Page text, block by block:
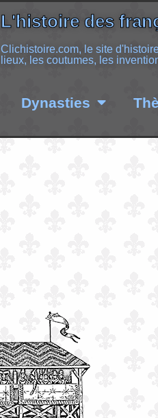
L'histoire des
Clichistoire.com, le site
lieux, les coutumes, les
Dynasties